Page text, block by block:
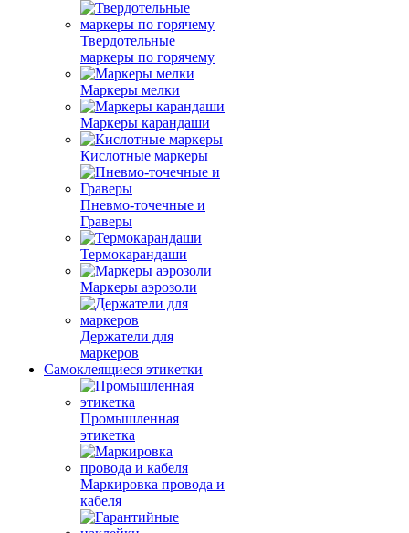
Твердотельные
маркеры по горячему
Маркеры мелки
Маркеры карандаши
Кислотные маркеры
Пневмо-точечные и
Граверы
Термокарандаши
Маркеры аэрозоли
Держатели для
маркеров
Самоклеящиеся этикетки
Промышленная
этикетка
Маркировка провода и
кабеля